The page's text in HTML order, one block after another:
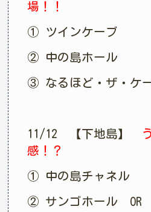
場！！
① ツインケーブ
② 中の島ホール
③ なるほど・ザ・ケ
11/12 【下地島】
感！？
① 中の島チャネル
② サンゴホール OR